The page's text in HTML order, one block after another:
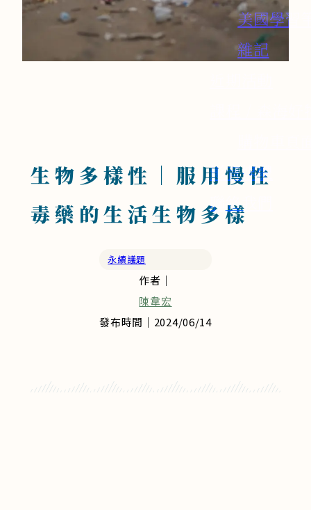
美國學習
雜記
影音媒體
聯絡我們
生物多樣性｜服用慢性
毒藥的生活生物多樣
永續議題
作者｜
陳韋宏
發布時間｜2024/06/14